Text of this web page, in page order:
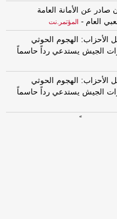
صادر عن الأمانة العامة
العام - المؤتمر.نت
الأحزاب: الهجوم الحوثي
الجيش يستدعي رداً حاسماً
الأحزاب: الهجوم الحوثي
الجيش يستدعي رداً حاسماً